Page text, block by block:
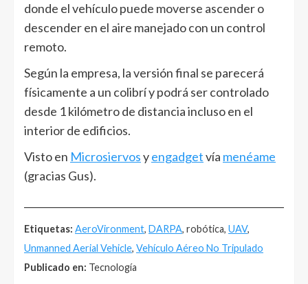
donde el vehículo puede moverse ascender o
descender en el aire manejado con un control
remoto.
Según la empresa, la versión final se parecerá
físicamente a un colibrí y podrá ser controlado
desde 1 kilómetro de distancia incluso en el
interior de edificios.
Visto en Microsiervosyengadgetvía menéame
(gracias Gus).
Etiquetas: AeroVironment, DARPA, robótica, UAV,
Unmanned Aerial Vehicle, Vehículo Aéreo No Tripulado
Publicado en: Tecnología